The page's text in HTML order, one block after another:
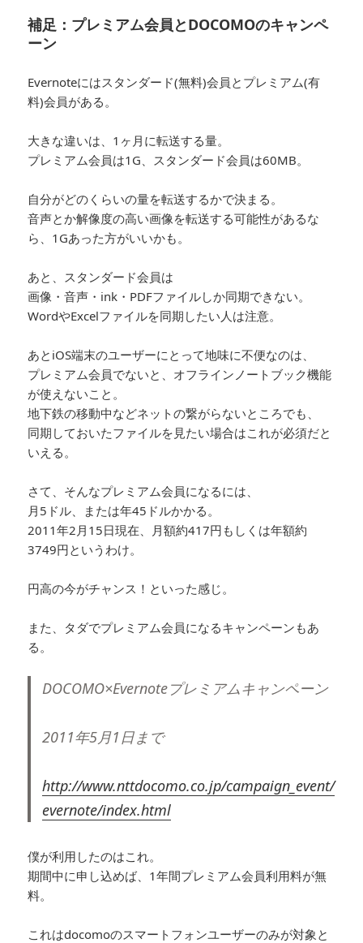
補足：プレミアム会員とDOCOMOのキャンペ
ーン
Evernoteにはスタンダード(無料)会員とプレミアム(有
料)会員がある。
大きな違いは、1ヶ月に転送する量。
プレミアム会員は1G、スタンダード会員は60MB。
自分がどのくらいの量を転送するかで決まる。
音声とか解像度の高い画像を転送する可能性があるな
ら、1Gあった方がいいかも。
あと、スタンダード会員は
画像・音声・ink・PDFファイルしか同期できない。
WordやExcelファイルを同期したい人は注意。
あとiOS端末のユーザーにとって地味に不便なのは、
プレミアム会員でないと、オフラインノートブック機能
が使えないこと。
地下鉄の移動中などネットの繋がらないところでも、
同期しておいたファイルを見たい場合はこれが必須だと
いえる。
さて、そんなプレミアム会員になるには、
月5ドル、または年45ドルかかる。
2011年2月15日現在、月額約417円もしくは年額約
3749円というわけ。
円高の今がチャンス！といった感じ。
また、タダでプレミアム会員になるキャンペーンもあ
る。
DOCOMO×Evernoteプレミアムキャンペーン
2011年5月1日まで
http://www.nttdocomo.co.jp/campaign_event/
evernote/index.html
僕が利用したのはこれ。
期間中に申し込めば、1年間プレミアム会員利用料が無
料。
これはdocomoのスマートフォンユーザーのみが対象と